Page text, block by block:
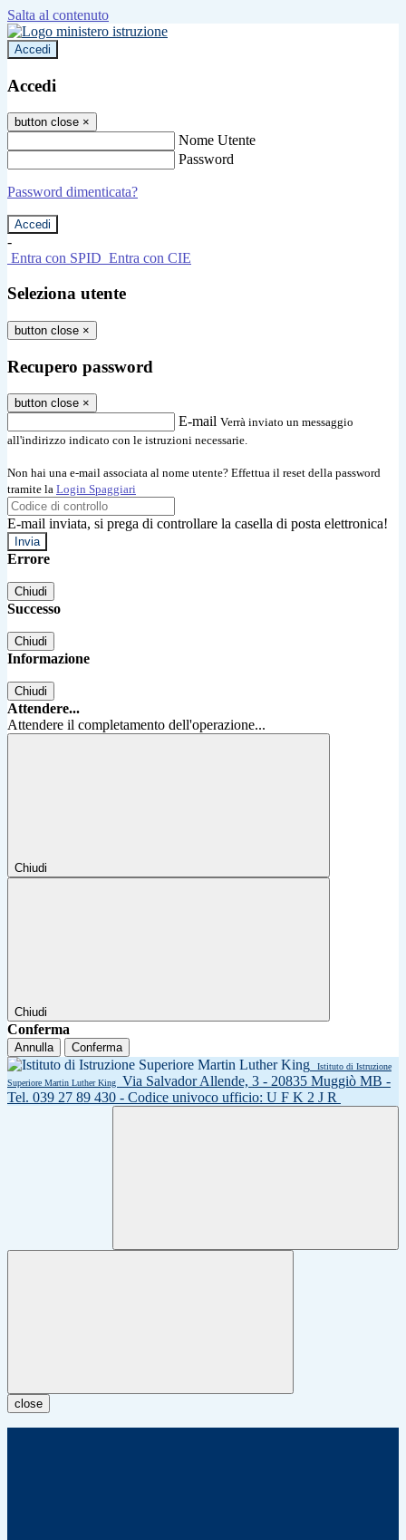
Salta al contenuto
Accedi
Accedi
button close ×
Nome Utente
Password
Password dimenticata?
-
Entra con SPID Entra con CIE
Seleziona utente
button close ×
Recupero password
button close ×
E-mail Verrà inviato un messaggio
all'indirizzo indicato con le istruzioni necessarie.
Non hai una e-mail associata al nome utente? Effettua il reset della password
tramite la Login Spaggiari
E-mail inviata, si prega di controllare la casella di posta elettronica!
Errore
Chiudi
Successo
Chiudi
Informazione
Chiudi
Attendere...
Attendere il completamento dell'operazione...
Chiudi
Chiudi
Conferma
Annulla Conferma
Istituto di Istruzione
Superiore Martin Luther King
Via Salvador Allende, 3 - 20835 Muggiò MB -
Tel. 039 27 89 430 - Codice univoco ufficio: U F K 2 J R
close